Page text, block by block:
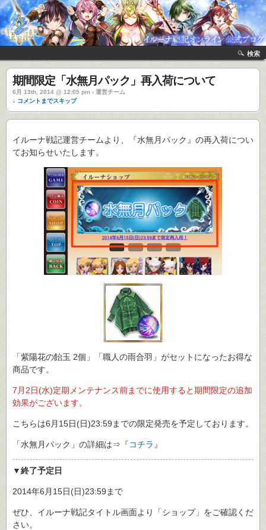
検索
期間限定「水無月パック」再入荷について
6月 13th, 2014 @ 12:05 pm › 運営チーム
↓ コメントまでスキップ
イルーナ戦記運営チームより、『水無月パック』の再入荷につい
てお知らせいたします。
「紫陽花の飴玉 2個」「職人の雨合羽」がセットになったお得な
商品です。
7月2日(水)定期メンテナンス前までに使用すると期間限定の追加
効果がございます。
こちらは6月15日(日)23:59までの限定発売を予定しております。
「水無月パック」の詳細は⇒『コチラ 』
▼終了予定日
2014年6月15日(日)23:59まで
ぜひ、イルーナ戦記タイトル画面より「ショップ」をご確認くだ
さい。